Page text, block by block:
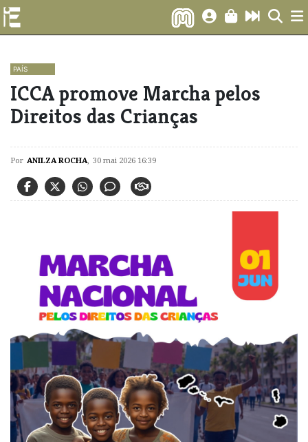
PAÍS
ICCA promove Marcha pelos
Direitos das Crianças
Por ANILZA ROCHA, 30 mai 2026 16:39